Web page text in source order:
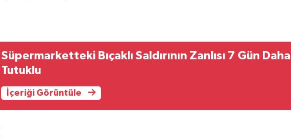
Süpermarketteki Bıçaklı Saldırının Zanlısı 7 Gün Daha
Tutuklu
İçeriği Görüntüle